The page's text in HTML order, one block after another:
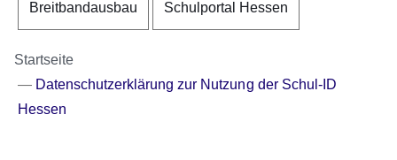
Breitbandausbau Schulportal Hessen
Startseite
Datenschutzerklärung zur Nutzung der Schul-ID
Hessen